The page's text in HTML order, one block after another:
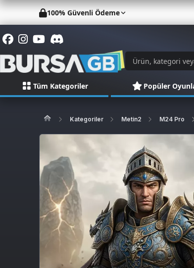
100% Güvenli Ödeme
Tüm Kategoriler Popüler
Kategoriler Metin2 M24 Pro